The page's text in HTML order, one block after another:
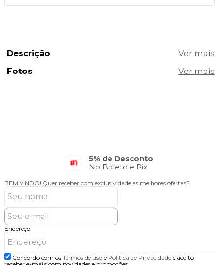
Descrição
Fotos
Parcelamento em até 10x
No Cartão de Crédito
BEM VINDO! Quer receber com exclusividade as melhores ofertas?
Endereço:
Concordo com os Termos de usoe Politica de Privacidadee aceito